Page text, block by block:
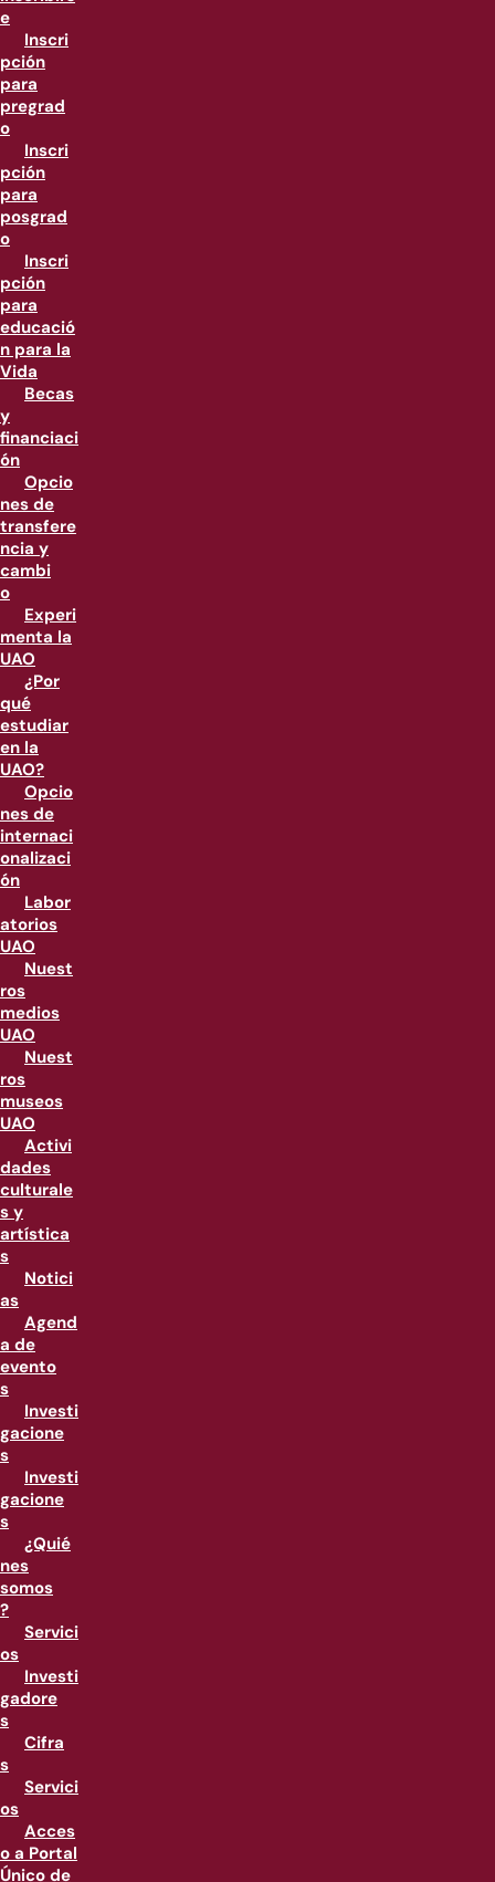
e
Inscri
pción
para
pregrad
o
Inscri
pción
para
posgrad
o
Inscri
pción
para
educació
n para la
Vida
Becas
y
financiaci
ón
Opcio
nes de
transfere
ncia y
cambi
o
Experi
menta la
UAO
¿Por
qué
estudiar
en la
UAO?
Opcio
nes de
internaci
onalizaci
ón
Labor
atorios
UAO
Nuest
ros
medios
UAO
Nuest
ros
museos
UAO
Activi
dades
culturale
s y
artística
s
Notici
as
Agend
a de
evento
s
Investi
gacione
s
Investi
gacione
s
¿Quié
nes
somos
?
Servici
os
Investi
gadore
s
Cifra
s
Servici
os
Acces
o a Portal
Único de